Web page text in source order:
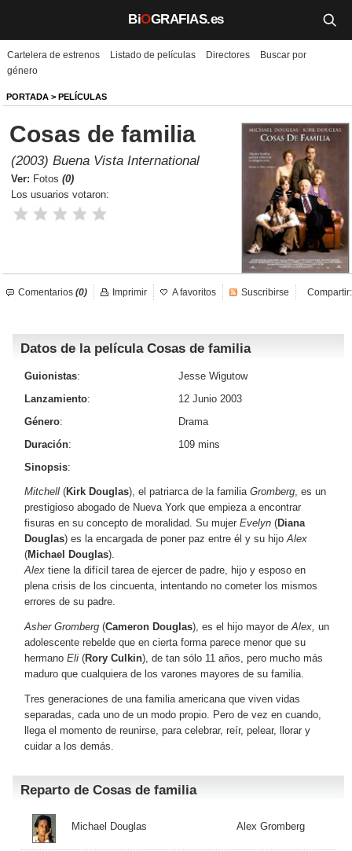
BiOGRAFIAS.es
Biografías
Películas
TV
Música
Un día como hoy
Iniciar sesión Crear cuenta
Cartelera de estrenos Listado de películas Directores
Buscar por
género
PORTADA > PELÍCULAS
Cosas de familia
(2003) Buena Vista International
Ver: Fotos (0)
Los usuarios votaron:
Comentarios (0) Compartir:
Imprimir A favoritos Suscribirse
Datos de la película Cosas de familia
Guionistas:
Jesse Wigutow
Lanzamiento:
12 Junio 2003
Género:
Drama
Duración:
109 mins
Sinopsis:
Mitchell (Kirk Douglas), el patriarca de la familia Gromberg, es un
prestigioso abogado de Nueva York que empieza a encontrar
fisuras en su concepto de moralidad. Su mujer Evelyn (Diana
Douglas) es la encargada de poner paz entre él y su hijoAlex
(Michael Douglas).
Alex tiene la difícil tarea de ejercer de padre, hijo y esposo en
plena crisis de los cincuenta, intentando no cometer los mismos
errores de su padre.
Asher Gromberg (Cameron Douglas), es el hijo mayor deAlex, un
adolescente rebelde que en cierta forma parece menor que su
hermano Eli (Rory Culkin), de tan sólo 11 años, pero mucho más
maduro que cualquiera de los varones mayores de su familia.
Tres generaciones de una familia americana que viven vidas
separadas, cada uno de un modo propio. Pero de vez en cuando,
llega el momento de reunirse, para celebrar, reír, pelear, llorar y
cuidar a los demás.
Reparto de Cosas de familia
Michael Douglas Alex Gromberg